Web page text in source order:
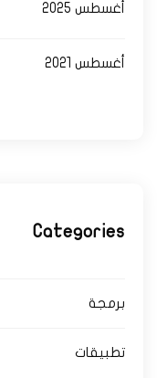
أغسطس 2025
أغسطس 2021
Categories
برمجة
تطبيقات